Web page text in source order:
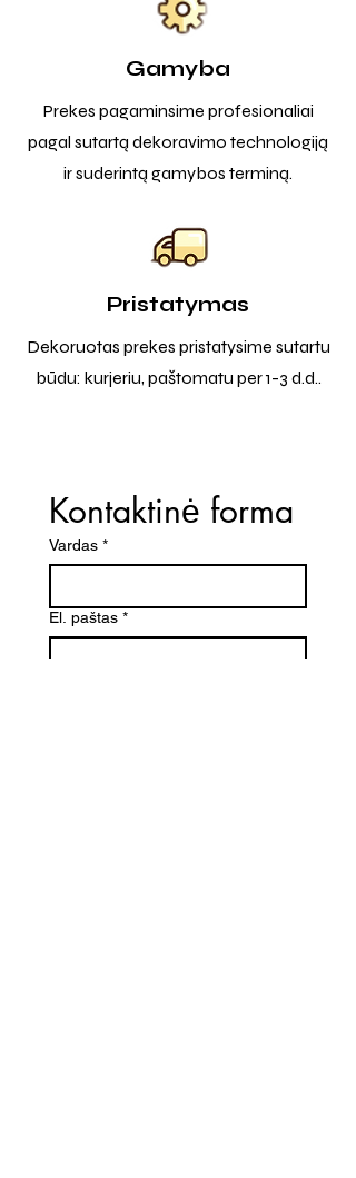
Gamyba
Prekes pagaminsime profesionaliai
pagal sutartą dekoravimo technologiją
ir suderintą gamybos terminą.
Pristatymas
Dekoruotas prekes pristatysime sutartu
būdu: kurjeriu, paštomatu per 1-3 d.d..
Kontaktinė forma
Vardas *
El. paštas *